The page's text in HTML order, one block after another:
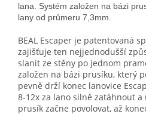
lana. Systém založen na bázi
lany od průmeru 7,3mm.
BEAL Escaper je patentovaná
zajišťuje ten nejjednodušší
slanit ze stěny po jednom
založen na bázi prusíku, který
pevně drží konec lanovice
8-12x za lano silně zatáhnout
prusík začne povolovat, až